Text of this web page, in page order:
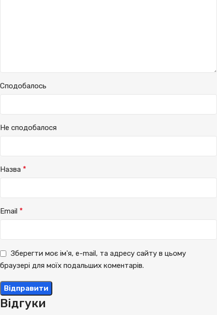
Відгуки
Сподобалось
Не сподобалося
Назва *
Email *
Зберегти моє ім'я, e-mail, та адресу сайту в цьому
браузері для моїх подальших коментарів.